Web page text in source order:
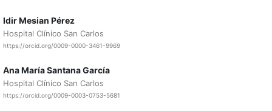
Idir Mesian Pérez
Hospital Clínico San Carlos
https://orcid.org/0009-0000-3461-9969
Ana María Santana García
Hospital Clínico San Carlos
https://orcid.org/0009-0003-0753-5681